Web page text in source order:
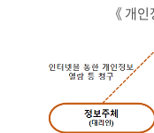
《 개